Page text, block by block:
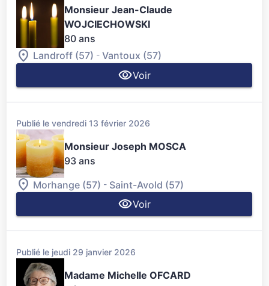
Monsieur Jean-Claude
WOJCIECHOWSKI
80 ans
Landroff (57) -Vantoux (57)
Voir
Publié le vendredi 13 février 2026
Monsieur Joseph MOSCA
93 ans
Morhange (57) - Saint-Avold (57)
Voir
Publié le jeudi 29 janvier 2026
Madame Michelle OFCARD